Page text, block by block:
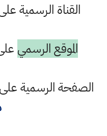
القناة الرسمية
الموقع الرسمي
الصفحة الرسمية على